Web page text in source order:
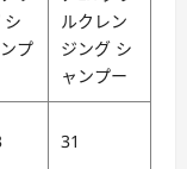
シ
プ
ルクレン
ジング シ
ャンプー
31